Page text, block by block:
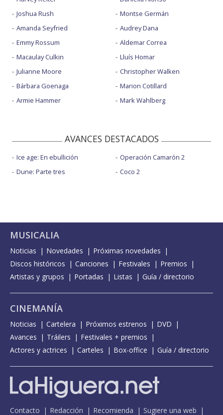
Joshua Rush
Amanda Seyfried
Emmy Rossum
Macaulay Culkin
Julianne Moore
Bárbara Goenaga
Armie Hammer
Montse Germán
Audrey Dana
Aldemar Correa
Lluís Homar
Christopher Walken
Marion Cotillard
Mark Wahlberg
AVANCES DESTACADOS
Ice age: En ebullición
Dune: Parte tres
Operación Camarón 2
Coco 2
MUSICALIA
Noticias Novedades
Próximas novedades
Discos históricos
Canciones Festivales
Premios
Artistas y grupos
Portadas Listas Guía / directorio
CINEMANÍA
Noticias Cartelera Próximos estrenos
DVD
Avances
Tráilers
Festivales + premios
Actores y actrices
Carteles Box-office Guía / directorio
Contacto Redacción Recomienda Sugiere una web